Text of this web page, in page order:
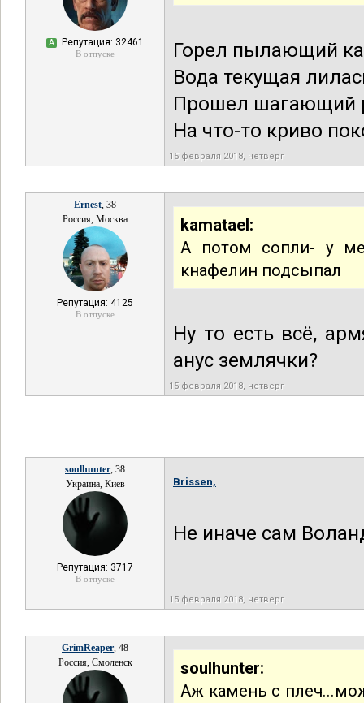
А Репутация: 32461
В отпуске
Горел пылающий
Вода текущая
Прошел шагающий
На что-то криво
15 февраля 2018, четверг
Ernest, 38
Россия, Москва
Репутация: 4125
В отпуске
kamatael:
А потом сопли- у
кнафелин подсыпал
Ну то есть всё,
анус землячки?
15 февраля 2018, четверг
soulhunter, 38
Украина, Киев
Репутация: 3717
В отпуске
Brissen,
Не иначе сам
15 февраля 2018, четверг
GrimReaper, 48
Россия, Смоленск
soulhunter:
Аж камень с